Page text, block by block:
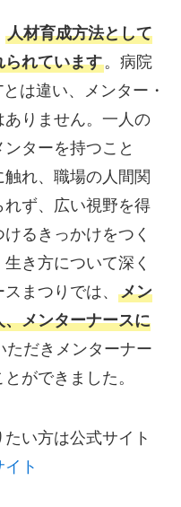
人材育成方法として
られています。病院
は違い、メンター・
ありません。一人の
ターを持つこと
れ、職場の人間関
ず、広い視野を得
るきっかけをつく
き方について深く
まつりでは、 メン
メンターナースに
ただきメンターナー
ができました。
い方は公式サイト
ト